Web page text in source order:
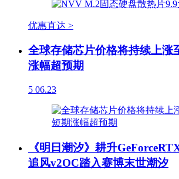
优惠直达 >
全球存储芯片价格将持续上涨
涨幅超预期
5 06.23
《明日潮汐》耕升
追风v2OC踏入赛博末世潮汐